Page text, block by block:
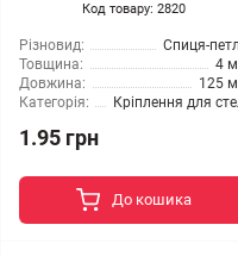
Код товару: 2820
Різновид:
Спиця-
Товщина:
4
Довжина:
125
Категорія:
Кріплення для
1.95 грн
До кошика